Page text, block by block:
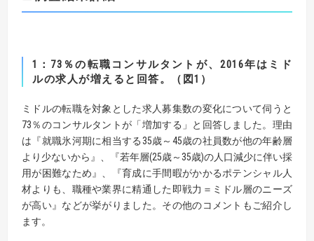
1：73％の転職コンサルタントが、2016年はミド
ルの求人が増えると回答。（図1）
ミドルの転職を対象とした求人募集数の変化について伺うと
73％のコンサルタントが「増加する」と回答しました。理由
は『就職氷河期に相当する35歳～45歳の社員数が他の年齢層
より少ないから』、『若年層(25歳～35歳)の人口減少に伴い採
用が困難なため』、『育成に手間暇がかかるポテンシャル人
材よりも、職種や業界に精通した即戦力＝ミドル層のニーズ
が高い』などが挙がりました。その他のコメントもご紹介し
ます。